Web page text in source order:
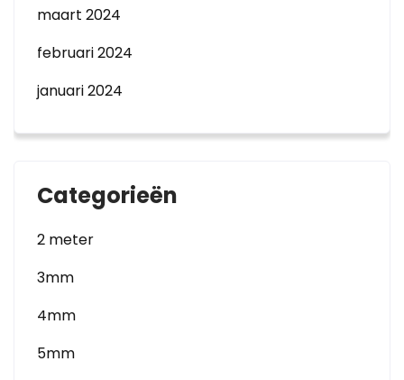
maart 2024
februari 2024
januari 2024
Categorieën
2 meter
3mm
4mm
5mm